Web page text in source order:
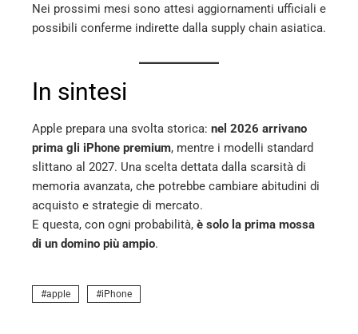
Nei prossimi mesi sono attesi aggiornamenti ufficiali e
possibili conferme indirette dalla supply chain asiatica.
In sintesi
Apple prepara una svolta storica: nel 2026 arrivano
prima gli iPhone premium, mentre i modelli standard
slittano al 2027. Una scelta dettata dalla scarsità di
memoria avanzata, che potrebbe cambiare abitudini di
acquisto e strategie di mercato.
E questa, con ogni probabilità, è solo la prima mossa
di un domino più ampio.
apple iPhone